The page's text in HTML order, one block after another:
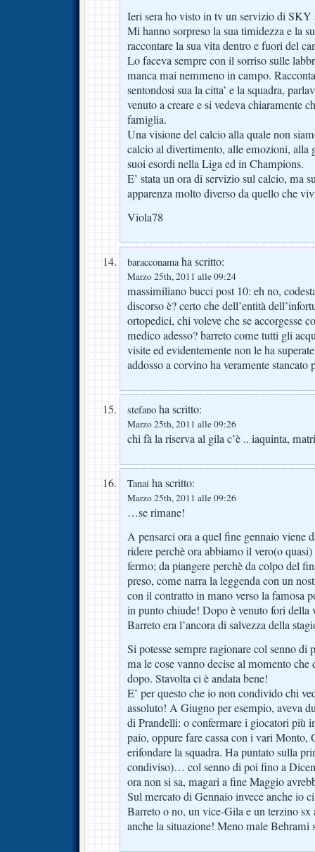
Ieri sera ho visto in tv un servizio di SKY
Mi hanno sorpreso la sua timidezza e la
raccontare la sua vita dentro e fuori del
Lo faceva sempre con il sorriso sulle
manca mai nemmeno in campo.
sentondosi sua la citta’ e la squadra,
venuto a creare e si vedeva chiaramente
famiglia.
Una visione del calcio alla quale non
calcio al divertimento, alle emozioni, alla
suoi esordi nella Liga ed in Champions.
E’ stata un ora di servizio sul calcio, ma
apparenza molto diverso da quello che
Viola78
baracconamaha scritto:
Marzo 25th, 2011 alle 09:24
massimiliano bucci post 10: eh no,
discorso è? certo che dell’entità
ortopedici, chi voleve che se accorgesse
medico adesso? barreto come tutti gli
visite ed evidentemente non le ha
addosso a corvino ha veramente
stefano ha scritto:
Marzo 25th, 2011 alle 09:26
chi fà la riserva al gila c’è .. iaquinta,
Tanai ha scritto:
Marzo 25th, 2011 alle 09:26
…se rimane!
A pensarci ora a quel fine gennaio viene
ridere perchè ora abbiamo il vero(o
fermo; da piangere perchè da colpo del
preso, come narra la leggenda con un
con il contratto in mano verso la famosa
in punto chiude! Dopo è venuto fori
Barreto era l’ancora di salvezza della
Si potesse sempre ragionare col senno di
ma le cose vanno decise al momento che
dopo. Stavolta ci è andata bene!
E’ per questo che io non condivido chi
assoluto! A Giugno per esempio, aveva
di Prandelli: o confermare i giocatori più
paio, oppure fare cassa con i vari Monto,
erifondare la squadra. Ha puntato sulla
condiviso)… col senno di poi fino a
ora non si sa, magari a fine Maggio
Sul mercato di Gennaio invece anche io
Barreto o no, un vice-Gila e un terzino sx
anche la situazione! Meno male Behrami